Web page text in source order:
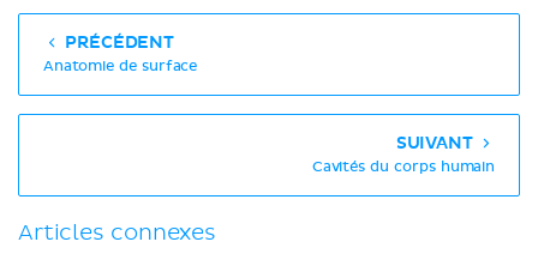
PRÉCÉDENT
Anatomie de surface
SUIVANT
Cavités du corps humain
Articles connexes